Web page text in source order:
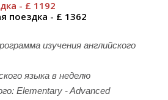
- £ 1192
поездка - £ 1362
изучения английского
языка в неделю
Elementary - Advanced